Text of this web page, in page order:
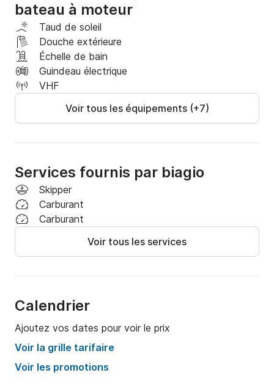
bateau à moteur
Taud de soleil
Douche extérieure
Échelle de bain
Guindeau électrique
VHF
Voir tous les équipements (+7)
Services fournis par biagio
Skipper
Carburant
Carburant
Voir tous les services
Calendrier
Ajoutez vos dates pour voir le prix
Voir la grille tarifaire
Voir les promotions